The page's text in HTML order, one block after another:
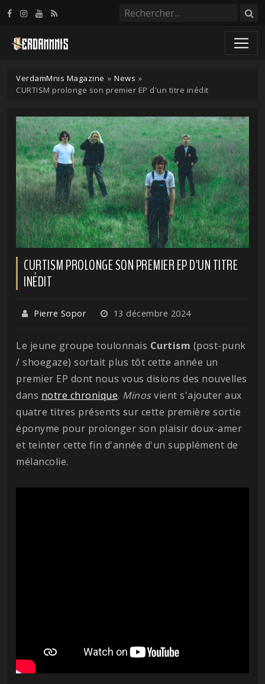
VerdamMnis Magazine » News »
CURTISM prolonge son premier EP d'un titre inédit
CURTISM PROLONGE SON PREMIER EP D'UN TITRE
INÉDIT
Pierre Sopor 13 décembre 2024
Le jeune groupe toulonnais Curtism (post-punk
/ shoegaze) sortait plus tôt cette année un
premier EP dont nous vous disions des nouvelles
dans notre chronique. Minosvient s'ajouter aux
quatre titres présents sur cette première sortie
éponyme pour prolonger son plaisir doux-amer
et teinter cette fin d'année d'un supplément de
mélancolie.
Panneau de gestion des cookies